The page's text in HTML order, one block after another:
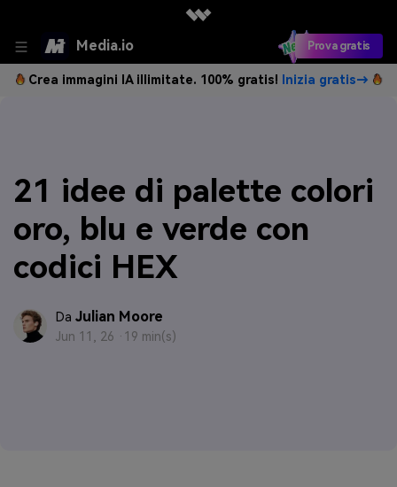
Media.io Prova gratis
Crea immagini IA illimitate. 100% gratis! Inizia gratis→
21 idee di palette colori
oro, blu e verde con
codici HEX
Da Julian Moore
Jun 11, 26 · 19 min(s)